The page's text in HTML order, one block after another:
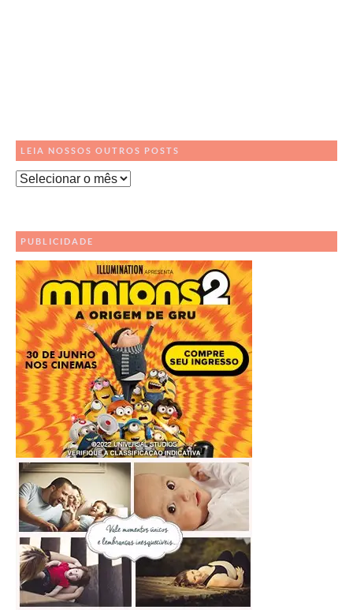
LEIA NOSSOS OUTROS POSTS
Leia
Posts
PUBLICIDADE